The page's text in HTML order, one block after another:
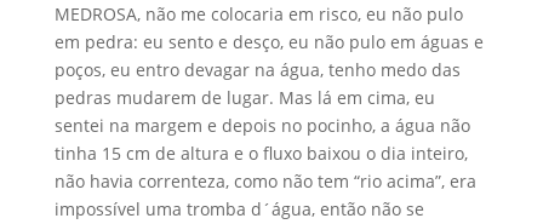
MEDROSA, não me colocaria em risco, eu não pulo
em pedra: eu sento e desço, eu não pulo em águas e
poços, eu entro devagar na água, tenho medo das
pedras mudarem de lugar. Mas lá em cima, eu
sentei na margem e depois no pocinho, a água não
tinha 15 cm de altura e o fluxo baixou o dia inteiro,
não havia correnteza, como não tem “rio acima”, era
impossível uma tromba d´água, então não se